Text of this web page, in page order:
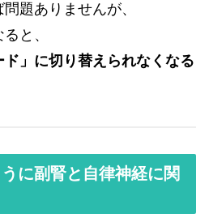
題ありませんが、
と、
ド」に切り替えられなくなる
に副腎と自律神経に関